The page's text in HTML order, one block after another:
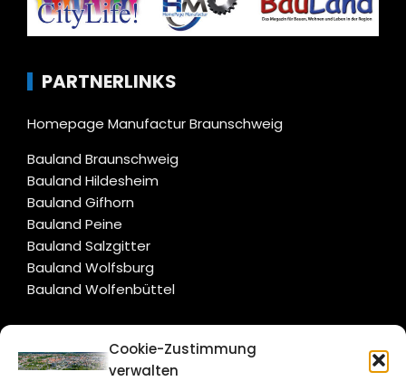
Cookie-Zustimmung
verwalten
PARTNERLINKS
Homepage Manufactur Braunschweig
Bauland Braunschweig
Bauland Hildesheim
Bauland Gifhorn
Bauland Peine
Bauland Salzgitter
Bauland Wolfsburg
Bauland Wolfenbüttel
CITYLIFE!